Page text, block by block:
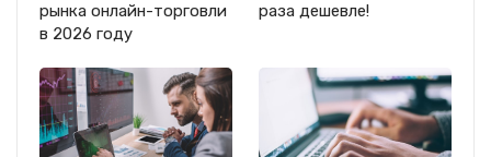
рынка онлайн-торговли
в 2026 году
раза дешевле!